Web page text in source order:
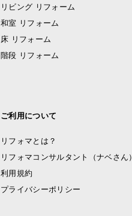
リビング リフォーム
和室 リフォーム
床 リフォーム
階段 リフォーム
ご利用について
リフォマとは？
リフォマコンサルタント（ナベさん）
利用規約
プライバシーポリシー